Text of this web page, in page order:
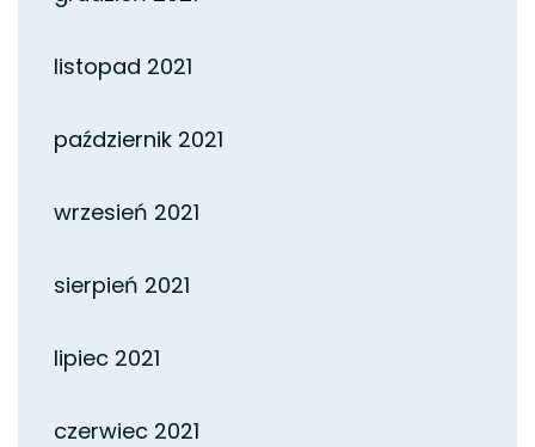
listopad 2021
październik 2021
wrzesień 2021
sierpień 2021
lipiec 2021
czerwiec 2021